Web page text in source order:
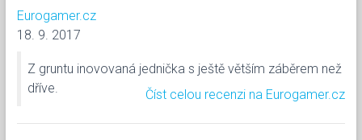
Eurogamer.cz
18. 9. 2017
Z gruntu inovovaná jednička s ještě větším záběrem než
dříve.
Číst celou recenzi na Eurogamer.cz